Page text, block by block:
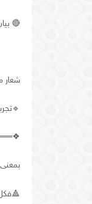
🔴
شعار
🔹
بمعنى
🔺